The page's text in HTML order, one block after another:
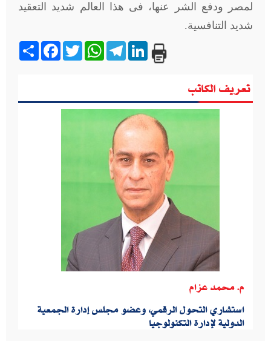
لمصر ودفع الشر عنها، فى هذا العالم شديد التعقيد
شديد التنافسية.
Share
FacebookTwitter
WhatsApp
Telegram
LinkedIn
تعريف الكاتب
م. محمد عزام
استشاري التحول الرقمي، وعضو مجلس إدارة الجمعية
الدولية لإدارة التكنولوجيا